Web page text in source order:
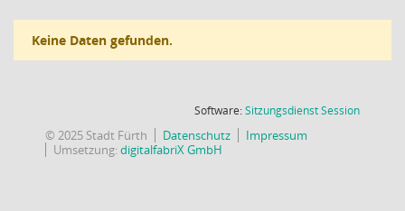
Keine Daten gefunden.
Software:SitzungsdienstSession(Wird in
© 2025 Stadt Fürth Datenschutz
Impressum
Umsetzung:digitalfabriX GmbH